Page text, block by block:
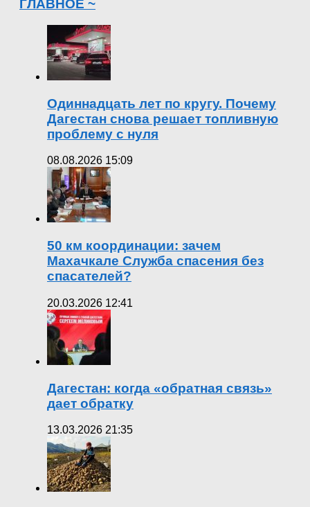
ГЛАВНОЕ ~
Одиннадцать лет по кругу. Почему
Дагестан снова решает топливную
проблему с нуля
08.08.2026 15:09
50 км координации: зачем
Махачкале Служба спасения без
спасателей?
20.03.2026 12:41
Дагестан: когда «обратная связь»
дает обратку
13.03.2026 21:35